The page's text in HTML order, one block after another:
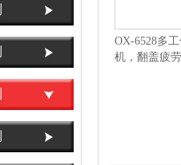
OX-6528多
机，翻盖疲